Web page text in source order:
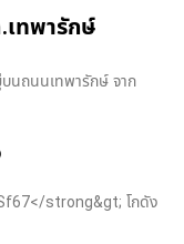
.เทพารักษ์
นถนนเทพารักษ์ จาก
strong&gt; โกดัง